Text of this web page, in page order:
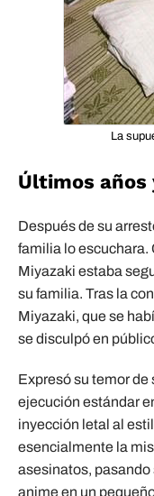
La
Últimos años
Después de su
familia lo escuchara.
Miyazaki estaba
su familia. Tras la
Miyazaki, que se
se disculpó en
Expresó su temor de
ejecución estándar
inyección letal al
esencialmente la
asesinatos, pasando
anime en un